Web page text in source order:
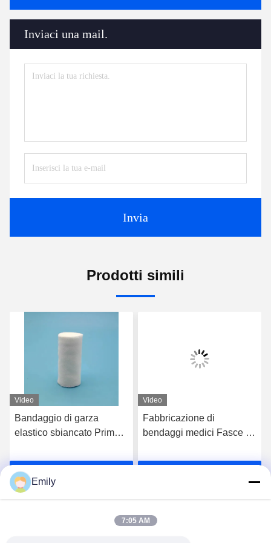
Inviaci una mail.
Invia
Prodotti simili
Video
Bandaggio di garza
elastico sbiancato Primo
sterile
Video
Fabbricazione di
bendaggi medici Fasce a
cotone sterile Fasce a
Emily
7:05 AM